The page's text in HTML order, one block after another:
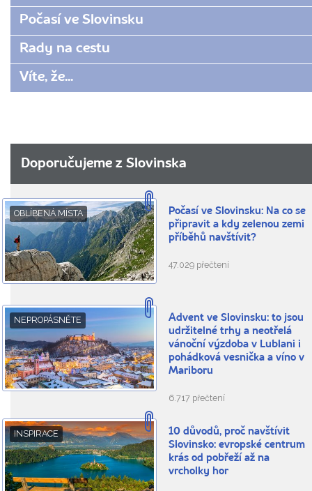
Počasí ve Slovinsku
Rady na cestu
Víte, že...
Doporučujeme z Slovinska
OBLÍBENÁ MÍSTA
Počasí ve Slovinsku: Na co se
připravit a kdy zelenou zemi
příběhů navštívit?
47.029 přečtení
NEPROPÁSNĚTE
Advent ve Slovinsku: to jsou
udržitelné trhy a neotřelá
vánoční výzdoba v Lublani i
pohádková vesnička a víno v
Mariboru
6.717 přečtení
INSPIRACE
10 důvodů, proč navštívit
Slovinsko: evropské centrum
krás od pobřeží až na
vrcholky hor